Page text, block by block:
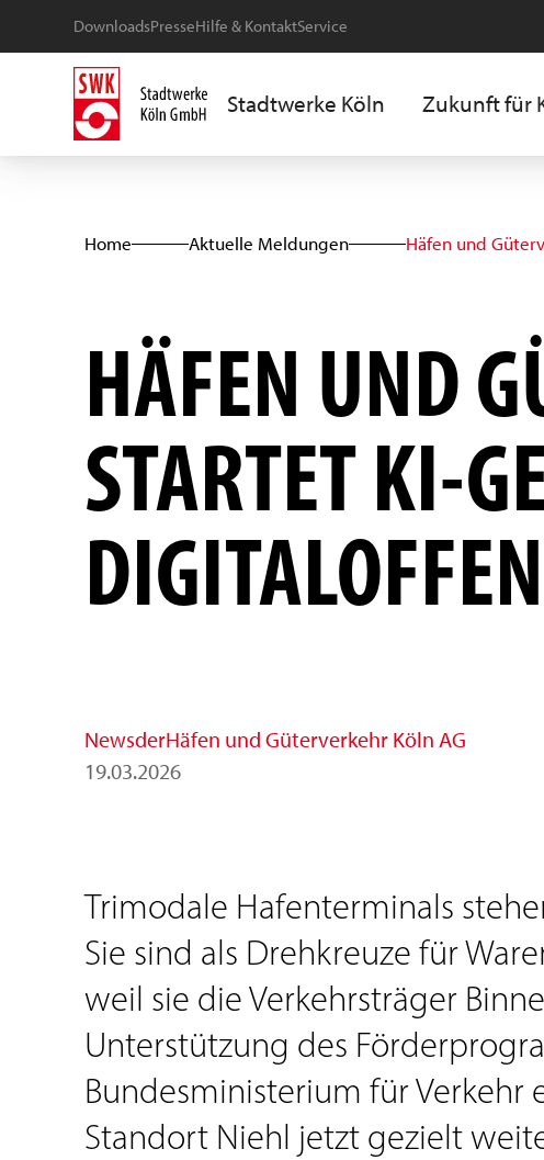
DownloadsPresseHilfe & KontaktService
Stadtwerke Köln Zukunft für
Home Aktuelle Meldungen Häfen und
HÄFEN UND
STARTET KI-
NewsderHäfen und Güterverkehr Köln AG
19.03.2026
Trimodale Hafenterminals
Sie sind als Drehkreuze für
weil sie die Verkehrsträger
Unterstützung des
Bundesministerium für Verkehr
Standort Niehl jetzt gezielt